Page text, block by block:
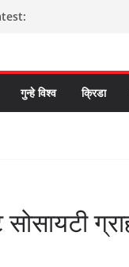
गुन्हे विश्व क्रिडा